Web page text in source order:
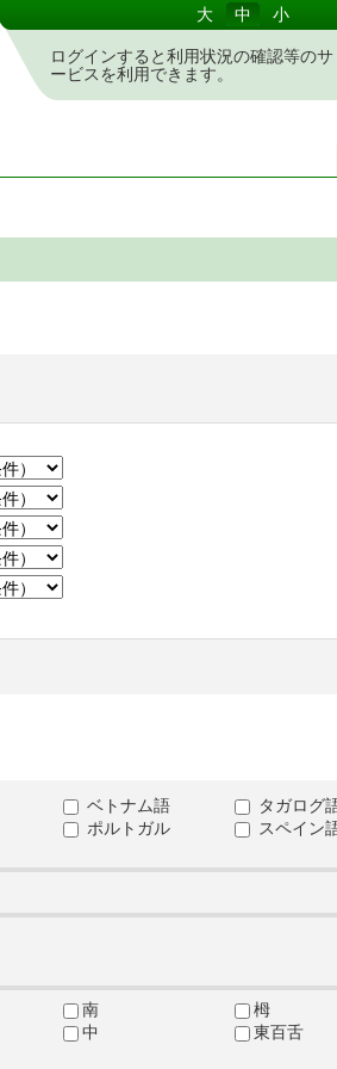
大 中 小
ログインすると利用状況の確認等のサ
ービスを利用できます。
ベトナム語
タガログ
ポルトガル
スペイン
南
栂
中
東百舌